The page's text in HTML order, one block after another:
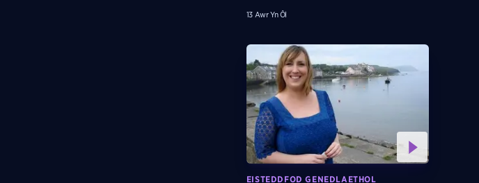
13 Awr Yn Ôl
EISTEDDFOD GENEDLAETHOL